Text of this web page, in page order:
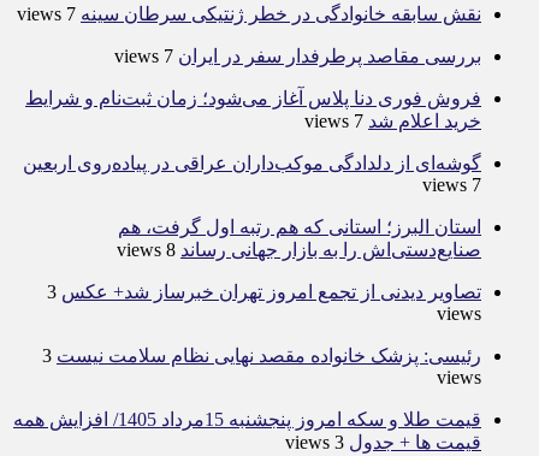
نقش سابقه خانوادگی در خطر ژنتیکی سرطان سینه 7 views
بررسی مقاصد پرطرفدار سفر در ایران 7 views
فروش فوری دنا پلاس آغاز می‌شود؛ زمان ثبت‌نام و شرایط
خرید اعلام شد 7 views
گوشه‌ای از دلدادگی موکب‌داران عراقی در پیاده‌روی اربعین
7 views
استان البرز؛ استانی که هم رتبه اول گرفت، هم
صنایع‌دستی‌اش را به بازار جهانی رساند 8 views
تصاویر دیدنی از تجمع امروز تهران خبرساز شد+ عکس 3
views
رئیسی: پزشک خانواده مقصد نهایی نظام سلامت نیست 3
views
قیمت طلا و سکه امروز پنجشنبه 15مرداد 1405/ افزایش همه
قیمت ها + جدول 3 views